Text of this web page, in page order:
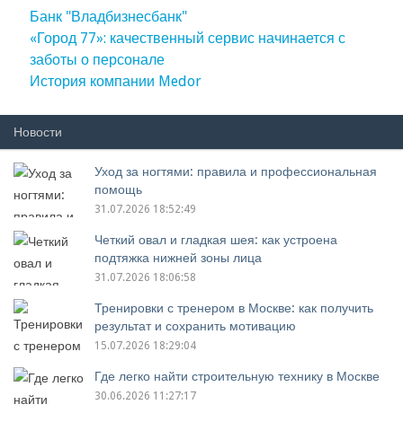
Банк "Владбизнесбанк"
«Город 77»: качественный сервис начинается с
заботы о персонале
История компании Medor
Новости
Уход за ногтями: правила и профессиональная
помощь
31.07.2026 18:52:49
Четкий овал и гладкая шея: как устроена
подтяжка нижней зоны лица
31.07.2026 18:06:58
Тренировки с тренером в Москве: как получить
результат и сохранить мотивацию
15.07.2026 18:29:04
Где легко найти строительную технику в Москве
30.06.2026 11:27:17